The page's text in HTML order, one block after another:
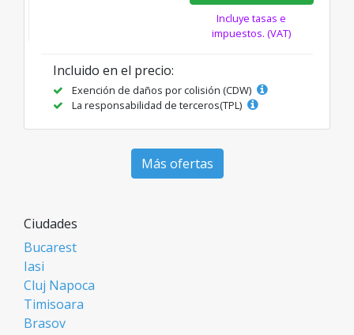
Incluye tasas e
impuestos. (VAT)
Incluido en el precio:
Exención de daños por colisión (CDW)
La responsabilidad de terceros(TPL)
Más ofertas
Ciudades
Bucarest
Iasi
Cluj Napoca
Timisoara
Brasov